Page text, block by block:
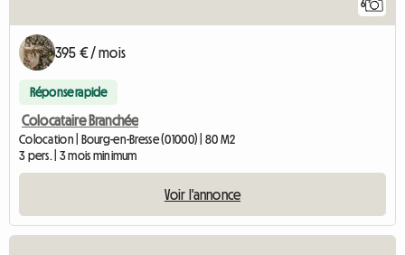
6
395 € / mois
Réponse rapide
Colocataire Branchée
Colocation | Bourg-en-Bresse (01000) | 80 M2
3 pers. | 3 mois minimum
Voir l'annonce